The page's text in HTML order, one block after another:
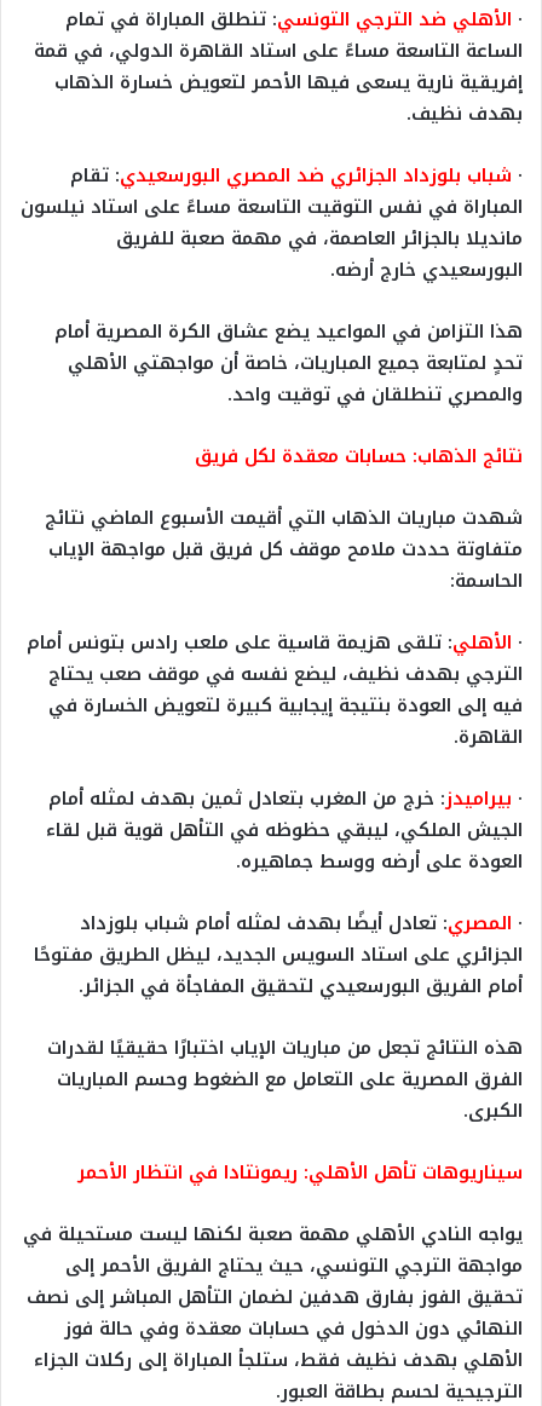
· الأهلي ضد الترجي التونسي: تنطلق المباراة في تمام
الساعة التاسعة مساءً على استاد القاهرة الدولي، في قمة
إفريقية نارية يسعى فيها الأحمر لتعويض خسارة الذهاب
بهدف نظيف.
· شباب بلوزداد الجزائري ضد المصري البورسعيدي: تقام
المباراة في نفس التوقيت التاسعة مساءً على استاد نيلسون
مانديلا بالجزائر العاصمة، في مهمة صعبة للفريق
البورسعيدي خارج أرضه.
هذا التزامن في المواعيد يضع عشاق الكرة المصرية أمام
تحدٍ لمتابعة جميع المباريات، خاصة أن مواجهتي الأهلي
والمصري تنطلقان في توقيت واحد.
نتائج الذهاب: حسابات معقدة لكل فريق
شهدت مباريات الذهاب التي أقيمت الأسبوع الماضي نتائج
متفاوتة حددت ملامح موقف كل فريق قبل مواجهة الإياب
الحاسمة:
· الأهلي: تلقى هزيمة قاسية على ملعب رادس بتونس أمام
الترجي بهدف نظيف، ليضع نفسه في موقف صعب يحتاج
فيه إلى العودة بنتيجة إيجابية كبيرة لتعويض الخسارة في
القاهرة.
· بيراميدز: خرج من المغرب بتعادل ثمين بهدف لمثله أمام
الجيش الملكي، ليبقي حظوظه في التأهل قوية قبل لقاء
العودة على أرضه ووسط جماهيره.
· المصري: تعادل أيضًا بهدف لمثله أمام شباب بلوزداد
الجزائري على استاد السويس الجديد، ليظل الطريق مفتوحًا
أمام الفريق البورسعيدي لتحقيق المفاجأة في الجزائر.
هذه النتائج تجعل من مباريات الإياب اختبارًا حقيقيًا لقدرات
الفرق المصرية على التعامل مع الضغوط وحسم المباريات
الكبرى.
سيناريوهات تأهل الأهلي: ريمونتادا في انتظار الأحمر
يواجه النادي الأهلي مهمة صعبة لكنها ليست مستحيلة في
مواجهة الترجي التونسي، حيث يحتاج الفريق الأحمر إلى
تحقيق الفوز بفارق هدفين لضمان التأهل المباشر إلى نصف
النهائي دون الدخول في حسابات معقدة وفي حالة فوز
الأهلي بهدف نظيف فقط، ستلجأ المباراة إلى ركلات الجزاء
الترجيحية لحسم بطاقة العبور.